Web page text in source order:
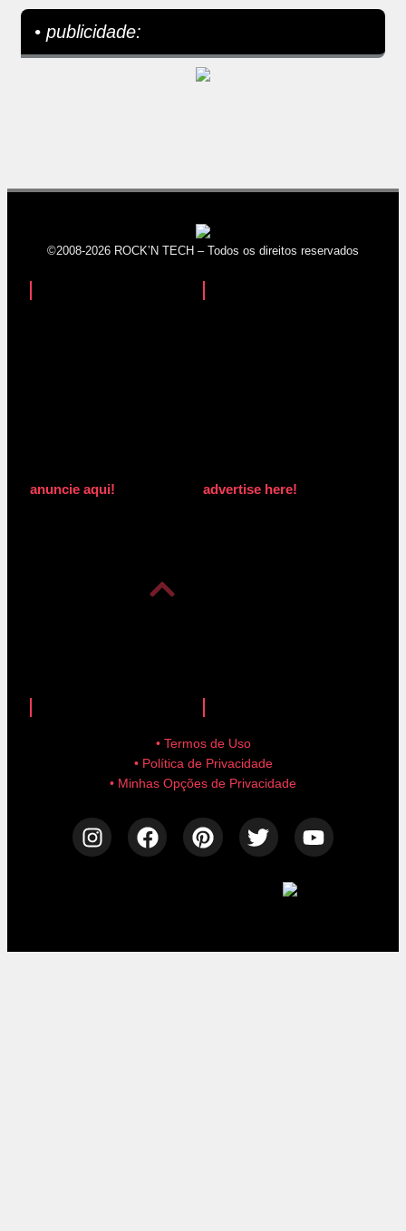
• publicidade:
©2008-2026 ROCK’N TECH – Todos os direitos reservados
anuncie aqui! advertise here!
• Termos de Uso
• Política de Privacidade
• Minhas Opções de Privacidade